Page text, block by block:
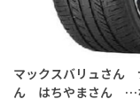
マックスバリュさん
ん はちやまさん …